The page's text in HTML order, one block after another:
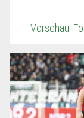
Vorschau: